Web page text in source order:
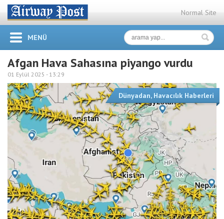
Normal Site
MENÜ
Afgan Hava Sahasına piyango vurdu
01 Eylül 2025 - 13:29
Dünyadan, Havacılık Haberleri